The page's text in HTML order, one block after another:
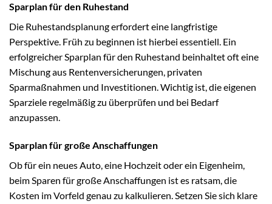
Sparplan für den Ruhestand
Die Ruhestandsplanung erfordert eine langfristige
Perspektive. Früh zu beginnen ist hierbei essentiell. Ein
erfolgreicher Sparplan für den Ruhestand beinhaltet oft eine
Mischung aus Rentenversicherungen, privaten
Sparmaßnahmen und Investitionen. Wichtig ist, die eigenen
Sparziele regelmäßig zu überprüfen und bei Bedarf
anzupassen.
Sparplan für große Anschaffungen
Ob für ein neues Auto, eine Hochzeit oder ein Eigenheim,
beim Sparen für große Anschaffungen ist es ratsam, die
Kosten im Vorfeld genau zu kalkulieren. Setzen Sie sich klare